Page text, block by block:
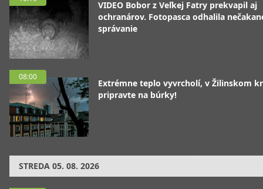
VIDEO Bobor z Veľkej Fatry prekvapil aj
ochranárov. Fotopasca odhalila
správanie
08:00
Extrémne teplo vyvrcholí, v Žilinskom
pripravte na búrky!
STREDA 05. 08. 2026